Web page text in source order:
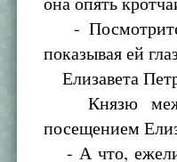
-
показывая ей
Елизавета
Князю
посещением
- А что, ежели